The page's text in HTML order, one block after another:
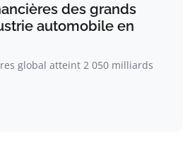
des grands
automobile en
global atteint 2 050 milliards